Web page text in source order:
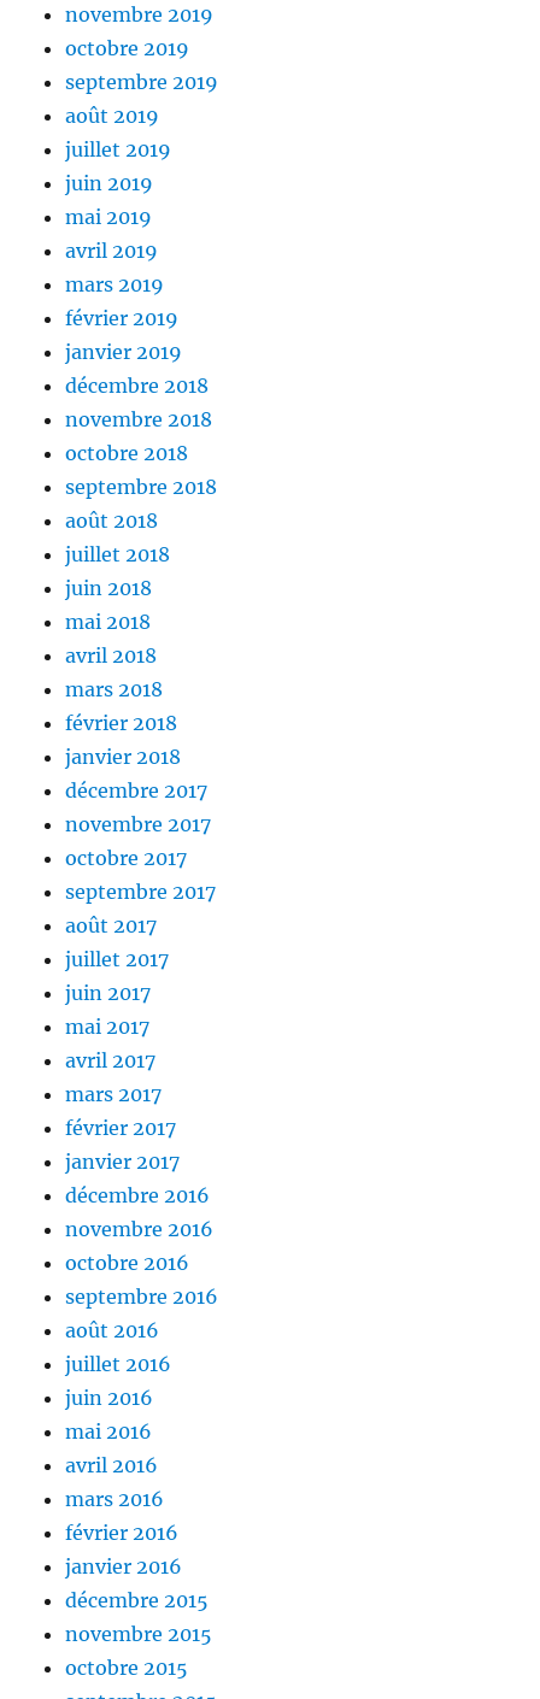
novembre 2019
octobre 2019
septembre 2019
août 2019
juillet 2019
juin 2019
mai 2019
avril 2019
mars 2019
février 2019
janvier 2019
décembre 2018
novembre 2018
octobre 2018
septembre 2018
août 2018
juillet 2018
juin 2018
mai 2018
avril 2018
mars 2018
février 2018
janvier 2018
décembre 2017
novembre 2017
octobre 2017
septembre 2017
août 2017
juillet 2017
juin 2017
mai 2017
avril 2017
mars 2017
février 2017
janvier 2017
décembre 2016
novembre 2016
octobre 2016
septembre 2016
août 2016
juillet 2016
juin 2016
mai 2016
avril 2016
mars 2016
février 2016
janvier 2016
décembre 2015
novembre 2015
octobre 2015